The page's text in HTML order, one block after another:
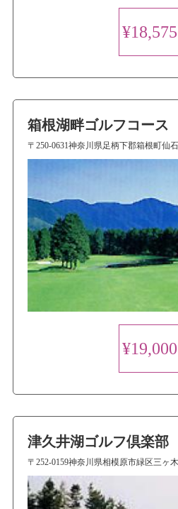
箱根湖畔ゴルフコース
〒250-0631神奈川県足柄下郡箱根町仙
津久井湖ゴルフ倶楽部
〒252-0159神奈川県相模原市緑区三ヶ